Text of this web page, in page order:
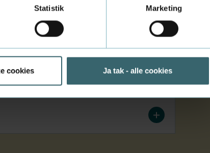
Statistik Marketing
cookies Ja tak - alle cookies